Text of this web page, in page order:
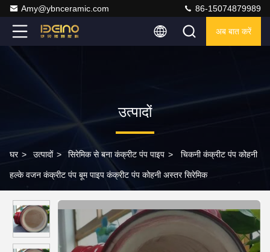
Amy@ybnceramic.com 86-15074879989
अब बात करें
उत्पादों
घर > उत्पादों > सिरेमिक से बना कंक्रीट पंप पाइप > चिकनी कंक्रीट पंप कोहनी
हल्के वजन कंक्रीट पंप बूम पाइप कंक्रीट पंप कोहनी अस्तर सिरेमिक